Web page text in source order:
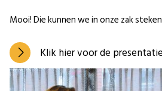
Mooi! Die kunnen we in onze zak
Klik hier voor de